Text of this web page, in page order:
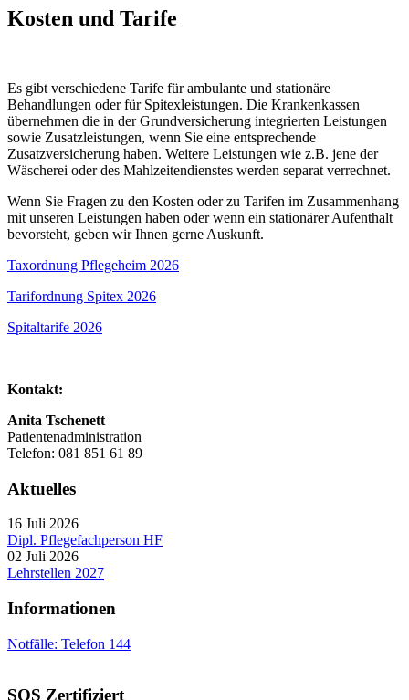
Kosten und Tarife
Es gibt verschiedene Tarife für ambulante und stationäre
Behandlungen oder für Spitexleistungen. Die Krankenkassen
übernehmen die in der Grundversicherung integrierten Leistungen
sowie Zusatzleistungen, wenn Sie eine entsprechende
Zusatzversicherung haben. Weitere Leistungen wie z.B. jene der
Wäscherei oder des Mahlzeitendienstes werden separat verrechnet.
Wenn Sie Fragen zu den Kosten oder zu Tarifen im Zusammenhang
mit unseren Leistungen haben oder wenn ein stationärer Aufenthalt
bevorsteht, geben wir Ihnen gerne Auskunft.
Taxordnung Pflegeheim 2026
Tarifordnung Spitex 2026
Spitaltarife 2026
Kontakt:
Anita Tschenett
Patientenadministration
Telefon: 081 851 61 89
Aktuelles
16 Juli 2026
Dipl. Pflegefachperson HF
02 Juli 2026
Lehrstellen 2027
Informationen
Notfälle: Telefon 144
SQS Zertifiziert